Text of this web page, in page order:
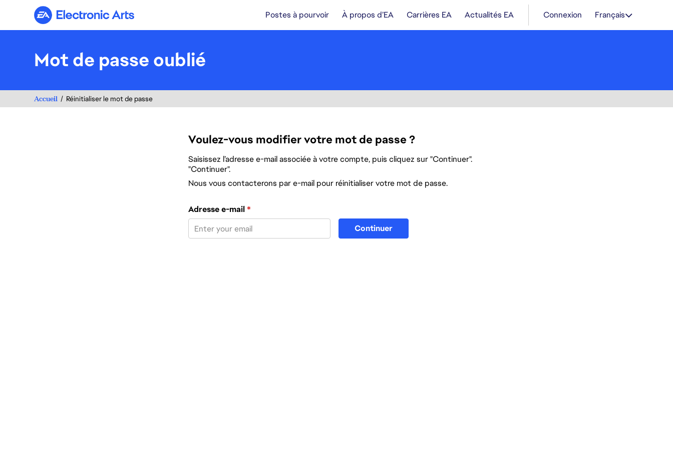
Electronic Arts Postes à pourvoir À propos d’EA Carrières EA Actualités EA Connexion Français
Mot de passe oublié
Accueil Réinitialiser le mot de passe
Voulez-vous modifier votre mot de passe ?
Saisissez l’adresse e-mail associée à votre compte, puis cliquez sur "Continuer".
"Continuer".
Nous vous contacterons par e-mail pour réinitialiser votre mot de passe.
Réinitialiser le mot de passe avec votre e-mail
Adresse e-mail*
Continuer